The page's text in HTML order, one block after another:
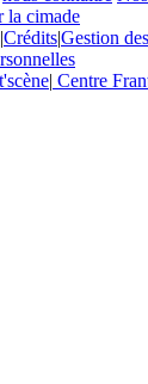
la cimade
|Crédits|Gestion
| Centre